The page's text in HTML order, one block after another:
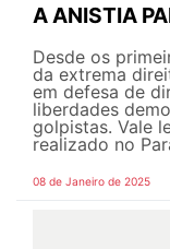
A ANISTIA
Desde os
da extrema
em defesa de
liberdades
golpistas. Vale
realizado no
08 de Janeiro de 2025